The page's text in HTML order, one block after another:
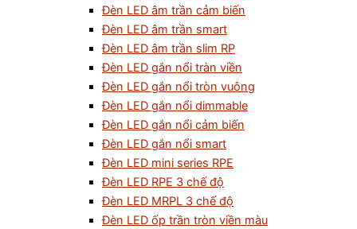
Đèn LED âm trần cảm biến
Đèn LED âm trần smart
Đèn LED âm trần slim RP
Đèn LED gắn nổi tràn viền
Đèn LED gắn nổi tròn vuông
Đèn LED gắn nổi dimmable
Đèn LED gắn nổi cảm biến
Đèn LED gắn nổi smart
Đèn LED mini series RPE
Đèn LED RPE 3 chế độ
Đèn LED MRPL 3 chế độ
Đèn LED ốp trần tròn viền màu